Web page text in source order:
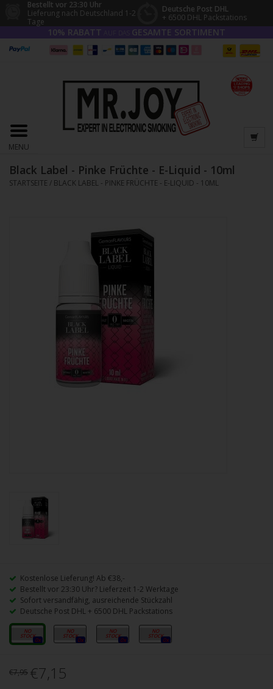
Bestellt vor 23:30 Uhr
Lieferung nach Deutschland 1-2
Tage
Deutsche Post DHL
+ 6500 DHL Packstations
10% RABATT GESAMTE SORTIMENT
MENU
Black Label - Pinke Früchte - E-Liquid - 10ml
STARTSEITE / BLACK LABEL - PINKE FRÜCHTE - E-LIQUID - 10ML
Kostenlose Lieferung! Ab €38,-
Bestellt vor 23:30 Uhr? Lieferzeit 1-2 Werktage
Sofort versandfähig, ausreichende Stückzahl
Deutsche Post DHL + 6500 DHL Packstations
0mg
0x
3mg
0x
6mg
0x
12mg
0x
€7,95 €7,15